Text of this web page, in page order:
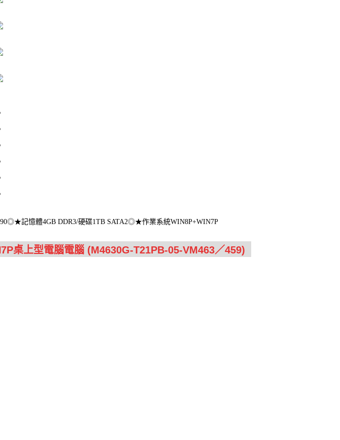
記憶體4GB DDR3/硬碟1TB SATA2◎★作業系統WIN8P+WIN7P